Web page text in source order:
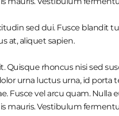
sed dui. Fusce blandit
at, aliquet sapien.
rhoncus nisi sed
urna luctus urna, id porta
Fusce vel arcu quam.
Vestibulum